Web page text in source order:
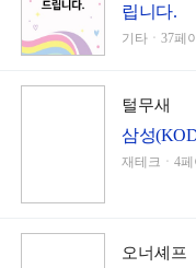
립니다.
기타ㆍ37페
털무새
삼성
재테크ㆍ4페
오너셰프